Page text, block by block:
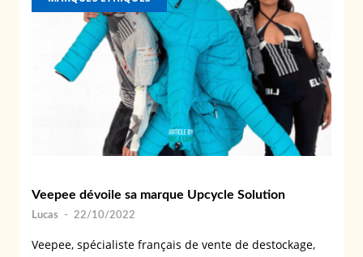
Veepee dévoile sa marque Upcycle Solution
Lucas - 22/10/2022
Veepee, spécialiste français de vente de destockage,